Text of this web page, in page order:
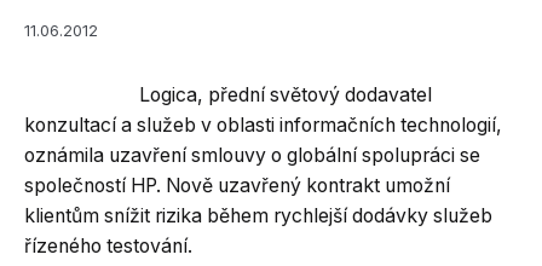
11.06.2012
Logica, přední světový dodavatel
konzultací a služeb v oblasti informačních technologií,
oznámila uzavření smlouvy o globální spolupráci se
společností HP. Nově uzavřený kontrakt umožní
klientům snížit rizika během rychlejší dodávky služeb
řízeného testování.